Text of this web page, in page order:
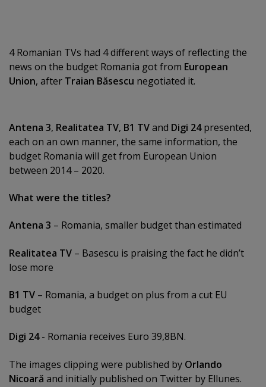
4 Romanian TVs had 4 different ways of reflecting the
news on the budget Romania got from European
Union, after Traian Băsescu negotiated it.
Antena 3, Realitatea TV, B1 TVand Digi 24presented,
each on an own manner, the same information, the
budget Romania will get from European Union
between 2014 – 2020.
What were the titles?
Antena 3 – Romania, smaller budget than estimated
Realitatea TV – Basescu is praising the fact he didn’t
lose more
B1 TV – Romania, a budget on plus from a cut EU
budget
Digi 24- Romania receives Euro 39,8BN.
The images clipping were published by Orlando
Nicoară and initially published on Twitter by Ellunes.